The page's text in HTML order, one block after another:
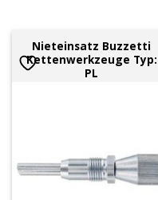
Nieteinsatz Buzzetti
Kettenwerkzeuge Typ:
PL